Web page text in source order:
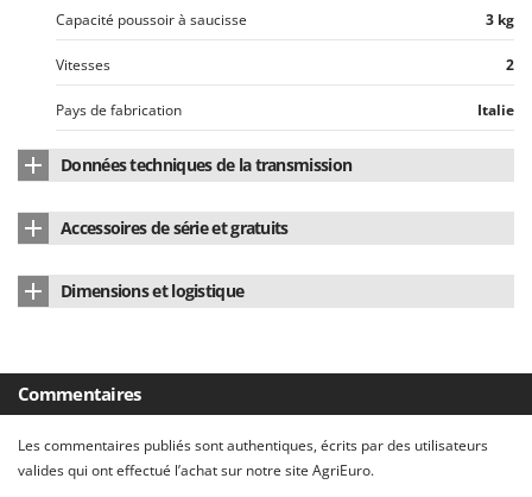
Trancheuses
Trancheuses de sol
Transpalettes
Treuils de débardage
Tronçonneuses
V
Vibroculteurs à tracteur
Landxcape
Lavor
Linea VZ
Lisam
M
Macom
Makita
MAMMAMIA
Marcato
Marina Systems
Capacité poussoir à saucisse 3 kg
Vitesses 2
Pays de fabrication Italie
Données techniques de la transmission
Matériau des engrenages Acier inox
Accessoires de série et gratuits
Dimensions et logistique
Poids net 10 Kg
Dimensions emballage(s) original cm (L x l x H)
Commentaires
Les commentaires publiés sont authentiques, écrits par des utilisateurs
valides qui ont effectué l’achat sur notre site AgriEuro.